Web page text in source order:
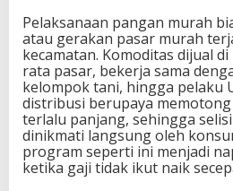
Pelaksanaan pangan murah
atau gerakan pasar murah
kecamatan. Komoditas dijual
rata pasar, bekerja sama
kelompok tani, hingga pelaku
distribusi berupaya
terlalu panjang, sehingga
dinikmati langsung oleh
program seperti ini menjadi
ketika gaji tidak ikut naik